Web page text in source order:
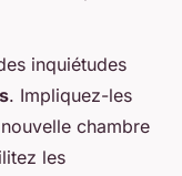
inquiétudes
. Impliquez-les
chambre
les